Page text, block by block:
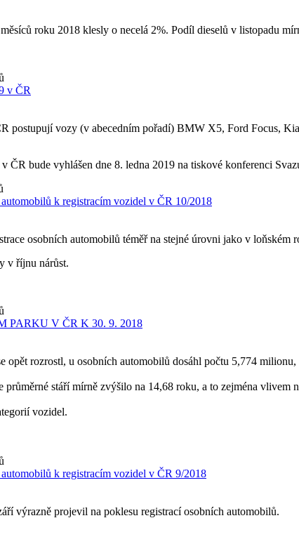
roku 2018 klesly o necelá 2%. Podíl dieselů v listopadu
v ČR
postupují vozy (v abecedním pořadí) BMW X5, Ford Focus,
ČR bude vyhlášen dne 8. ledna 2019 na tiskové konferenci
k registracím vozidel v ČR 10/2018
osobních automobilů téměř na stejné úrovni jako v loňském
v říjnu nárůst.
PARKU V ČR K 30. 9. 2018
rozrostl, u osobních automobilů dosáhl počtu 5,774
průměrné stáří mírně zvýšilo na 14,68 roku, a to zejména
vozidel.
k registracím vozidel v ČR 9/2018
výrazně projevil na poklesu registrací osobních automobilů.